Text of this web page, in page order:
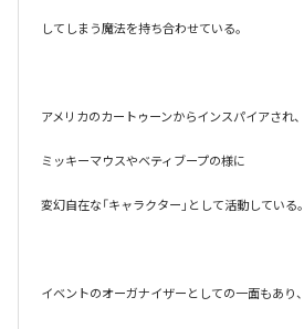
してしまう魔法を持ち合わせている。
アメリカのカートゥーンからインスパイアされ、
ミッキーマウスやベティブープの様に
変幻自在な「キャラクター」として活動している。
イベントのオーガナイザーとしての一面もあり、